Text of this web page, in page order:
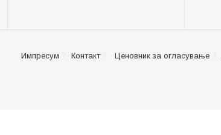
Импресум Контакт Ценовник за огласување